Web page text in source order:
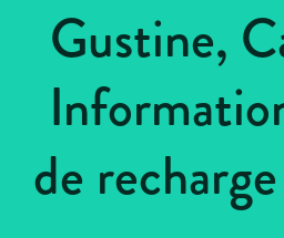
Gustine,
de
États-Unis >